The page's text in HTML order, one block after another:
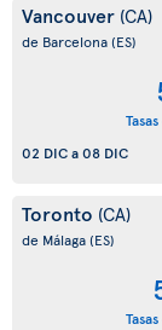
Vancouver (CA)
de Barcelona(ES)
02 DICa08 DIC
Toronto (CA)
de Málaga(ES)